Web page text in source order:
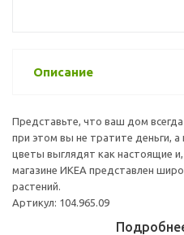
Описание
Представьте, что ваш дом
при этом вы не тратите деньги,
цветы выглядят как настоящие
магазине ИКЕА представлен
растений.
Артикул: 104.965.09